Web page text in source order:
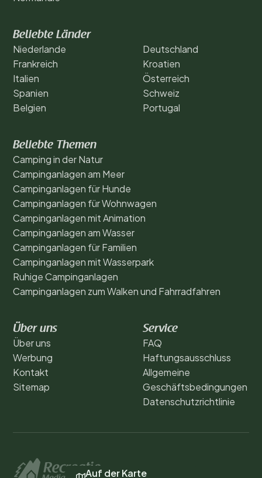
Auf der Karte
Beliebte Länder
Niederlande
Frankreich
Italien
Spanien
Belgien
Deutschland
Kroatien
Österreich
Schweiz
Portugal
Beliebte Themen
Camping in der Natur
Campinganlagen am Meer
Campinganlagen für Hunde
Campinganlagen für Wohnwagen
Campinganlagen mit Animation
Campinganlagen am Wasser
Campinganlagen für Familien
Campinganlagen mit Wasserpark
Ruhige Campinganlagen
Campinganlagen zum Walken und Fahrradfahren
Über uns
Über uns
Werbung
Kontakt
Sitemap
Service
FAQ
Haftungsausschluss
Allgemeine
Geschäftsbedingungen
Datenschutzrichtlinie